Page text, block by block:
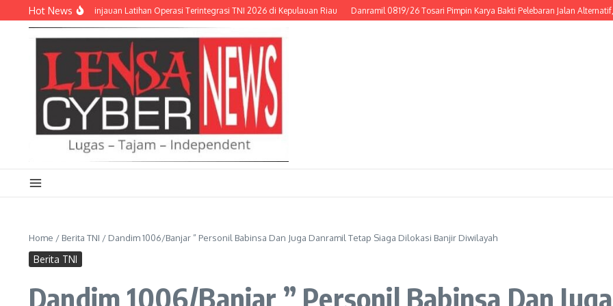
Lewati ke konten
Hot News
Hadiri Peninjauan Latihan Operasi Terintegrasi TNI 2026 di Kepulauan Riau Danramil 0819/26 Tosari Pimpin Karya Bakti Pelebaran Jalan Alternatif,
Home / Berita TNI / Dandim 1006/Banjar ” Personil Babinsa Dan Juga Danramil Tetap Siaga Dilokasi Banjir Diwilayah
Berita TNI
Dandim 1006/Banjar ” Personil Babinsa Dan